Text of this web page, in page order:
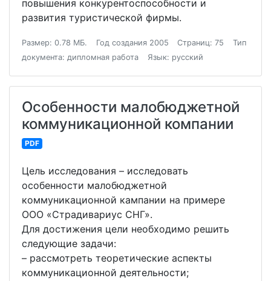
повышения конкурентоспособности и
развития туристической фирмы.
Размер: 0.78 МБ. Год создания 2005 Страниц: 75
Тип
документа: дипломная работа
Язык: русский
Особенности малобюджетной
коммуникационной компании
PDF
Цель исследования – исследовать
особенности малобюджетной
коммуникационной кампании на примере
ООО «Страдивариус СНГ».
Для достижения цели необходимо решить
следующие задачи:
– рассмотреть теоретические аспекты
коммуникационной деятельности;